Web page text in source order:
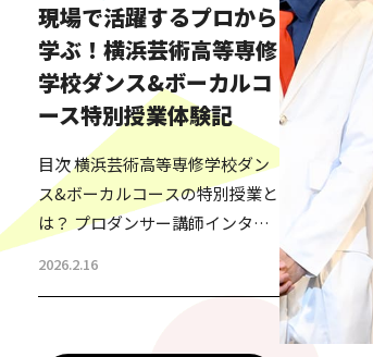
り添う学びとは？先生から見た
教育の価値 “誰かのために本気に
なる”卒業制作が教えてくれるこ
と 「芸高グループ」とは 愛知芸
術高等専修学校の卒業制作「ち
ょっとワケありブライダル」と
は 愛知芸術高等専修学校のファ
ッション・ビュー…
現場で活躍するプロから
学ぶ！横浜芸術高等専修
学校ダンス&ボーカルコ
ース特別授業体験記
目次 横浜芸術高等専修学校ダン
ス&ボーカルコースの特別授業と
は？ プロダンサー講師インタビ
2026.2.16